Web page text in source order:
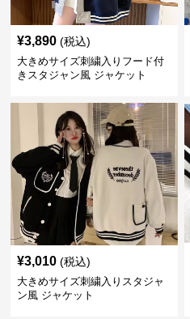
¥3,890 (税込)
大きめサイズ刺繍入りフード付
きスタジャン風 ジャケット
¥3,010 (税込)
大きめサイズ刺繍入りスタジャ
ン風 ジャケット